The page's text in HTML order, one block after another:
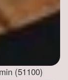
(51100)